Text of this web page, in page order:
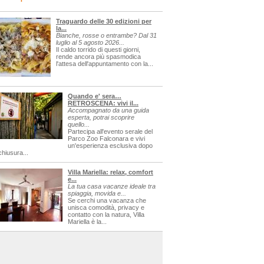
Traguardo delle 30 edizioni per
la...
Bianche, rosse o entrambe? Dal 31
luglio al 5 agosto 2026...
Il caldo torrido di questi giorni,
rende ancora più spasmodica
l'attesa dell'appuntamento con la...
Quando e' sera…
RETROSCENA: vivi il...
Accompagnato da una guida
esperta, potrai scoprire
quello...
Partecipa all'evento serale del
Parco Zoo Falconara e vivi
un'esperienza esclusiva dopo
Villa Mariella: relax, comfort
e...
La tua casa vacanze ideale tra
spiaggia, movida e...
Se cerchi una vacanza che
unisca comodità, privacy e
contatto con la natura, Villa
Mariella è la...